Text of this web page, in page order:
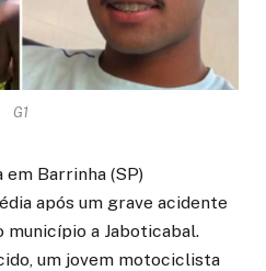
G1
Barrinha (SP)
após um grave acidente
município a Jaboticabal.
um jovem motociclista